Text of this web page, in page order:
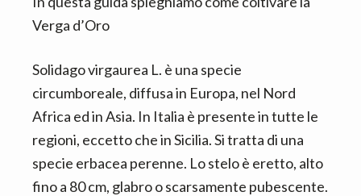
e
n
i
d
Verga d’Oro
Solidago virgaurea L. è una specie
circumboreale, diffusa in Europa, nel Nord
Africa ed in Asia. In Italia è presente in tutte le
regioni, eccetto che in Sicilia. Si tratta di una
specie erbacea perenne. Lo stelo è eretto, alto
fino a 80 cm, glabro o scarsamente pubescente.